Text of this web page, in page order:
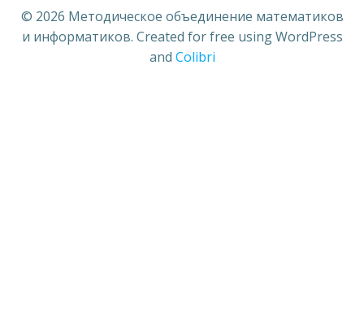
© 2026 Методическое объединение математиков
и информатиков. Created for free using WordPress
and Colibri